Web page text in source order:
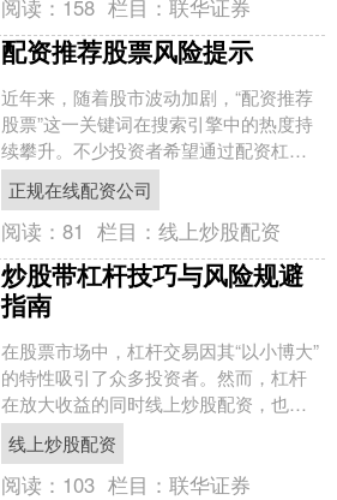
阅读： 158 栏目：联华证券
配资推荐股票风险提示
近年来，随着股市波动加剧，“配资推荐
股票”这一关键词在搜索引擎中的热度持
续攀升。不少投资者希望通过配资杠杆
放大收益，或依赖所谓的“专家推荐”快速
获利。然而，配资....
正规在线配资公司
阅读：81 栏目：线上炒股配资
炒股带杠杆技巧与风险规避
指南
在股票市场中，杠杆交易因其“以小博大”
的特性吸引了众多投资者。然而，杠杆
在放大收益的同时线上炒股配资，也成
倍放大了风险。本文将为您梳理杠杆炒
股的核心技巧与风险规....
线上炒股配资
阅读： 103 栏目：联华证券